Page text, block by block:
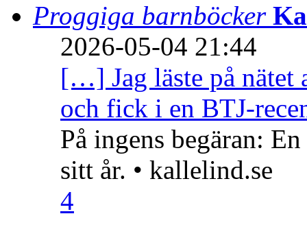
Proggiga barnböcker
2026-05-04 21:44
[…] Jag läste på nätet
och fick i en BTJ-
På ingens begäran:
sitt år. • kallelind.se
4